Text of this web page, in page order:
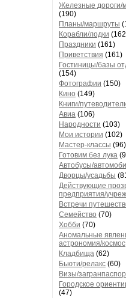
Железные дороги/
(190)
Планы/маршруты
Корабли/лодки
Праздники (161)
Приветствия (161)
Гостиницы/базы
(154)
Фотографии (150)
Кино (149)
Книги/
Авиа (106)
Народности (103)
Мои истории (102)
Мастер-классы (96)
Готовим без лука
Автобусы/
Дворцы/усадьбы
Действующие
предприятия/
Встречи
Семейство (70)
Хобби (70)
Аномальные
астрономия/космос
Кладбища (62)
Бьюти/релакс (60)
Визы/
Городское
(47)